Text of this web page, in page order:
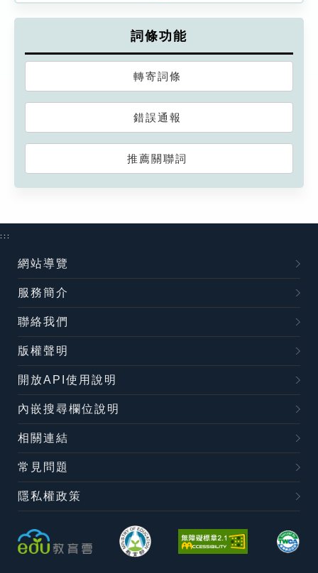
詞條功能
轉寄詞條
錯誤通報
推薦關聯詞
:::
網站導覽
服務簡介
聯絡我們
版權聲明
開放API使用說明
內嵌搜尋欄位說明
相關連結
常見問題
隱私權政策